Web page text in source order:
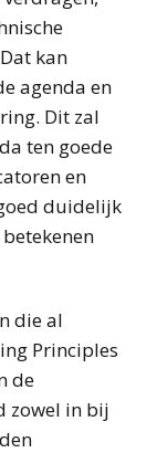
kan
agenda en
Dit zal
ten goede
en
duidelijk
die al
Principles
de
zowel in bij